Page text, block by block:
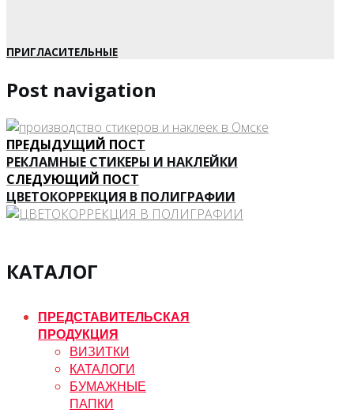
ПРИГЛАСИТЕЛЬНЫЕ
Post navigation
ПРЕДЫДУЩИЙ ПОСТ
РЕКЛАМНЫЕ СТИКЕРЫ И НАКЛЕЙКИ
СЛЕДУЮЩИЙ ПОСТ
ЦВЕТОКОРРЕКЦИЯ В ПОЛИГРАФИИ
КАТАЛОГ
ПРЕДСТАВИТЕЛЬСКАЯ
ПРОДУКЦИЯ
ВИЗИТКИ
КАТАЛОГИ
БУМАЖНЫЕ
ПАПКИ